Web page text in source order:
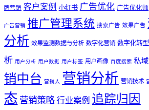
牌营销 客户案例 小红书 广告优化 广告优化师
广告营销 推广管理系统 搜索广告 效果广告
分析 效果监测数据与分析 数字化营销 数字化转型
析 用户分析 用户数据 用户标签 用户画像 百度搜索 私
销中台 营销人 营销分析 营销技术
态 营销策略 行业案例 追踪归因